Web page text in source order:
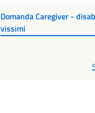
Domanda Caregiver -
vissimi